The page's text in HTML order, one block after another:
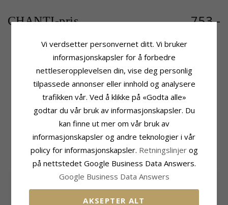
CHANTI-pris 753,-
Produktinformasjon
Kors
Medaljong
Edelmetall:Sølv
Blank
Størrelse
15,0 mm
Bredde: 11,0 mm
Leveringstid
Leveringstid: Ca. 5-10 Hverdager
MEST POPULÆRE PRODUKTER I
KATEGORIEN
Vi verdsetter personvernet ditt. Vi bruker
informasjonskapsler for å forbedre
nettleseropplevelsen din, vise deg personlig
tilpassede annonser eller innhold og analysere
trafikken vår. Ved å klikke på «Godta alle»
godtar du vår bruk av informasjonskapsler. Du
kan finne ut mer om vår bruk av
informasjonskapsler og andre teknologier i vår
policy for informasjonskapsler. Retningslinjer og
på nettstedet Google Business Data Answers.
Google Business Data Answers
AKSEPTER ALT